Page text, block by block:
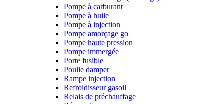
Pompe à carburant
Pompe à huile
Pompe à injection
Pompe amorçage go
Pompe haute pression
Pompe immergée
Porte fusible
Poulie damper
Rampe injection
Refroidisseur gasoil
Relais de préchauffage